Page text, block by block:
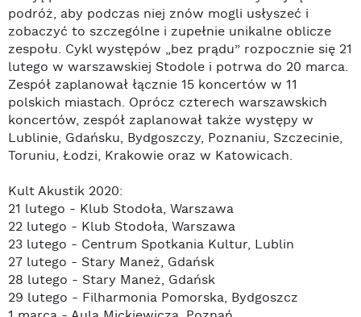
podróż, aby podczas niej znów mogli usłyszeć i
zobaczyć to szczególne i zupełnie unikalne oblicze
zespołu. Cykl występów „bez prądu” rozpocznie się 21
lutego w warszawskiej Stodole i potrwa do 20 marca.
Zespół zaplanował łącznie 15 koncertów w 11
polskich miastach. Oprócz czterech warszawskich
koncertów, zespół zaplanował także występy w
Lublinie, Gdańsku, Bydgoszczy, Poznaniu, Szczecinie,
Toruniu, Łodzi, Krakowie oraz w Katowicach.
Kult Akustik 2020:
21 lutego - Klub Stodoła, Warszawa
22 lutego - Klub Stodoła, Warszawa
23 lutego - Centrum Spotkania Kultur, Lublin
27 lutego - Stary Maneż, Gdańsk
28 lutego - Stary Maneż, Gdańsk
29 lutego - Filharmonia Pomorska, Bydgoszcz